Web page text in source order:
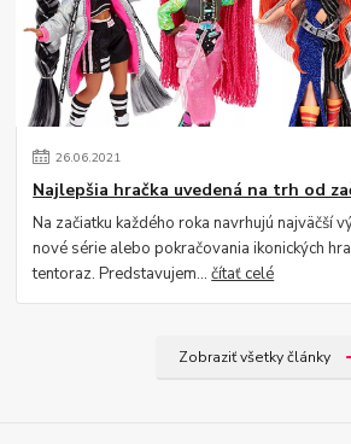
26.06.2021
Najlepšia hračka uvedená na trh od
Na začiatku každého roka navrhujú najväčší
nové série alebo pokračovania ikonických
tentoraz. Predstavujem...čítať celé
Zobraziť všetky články